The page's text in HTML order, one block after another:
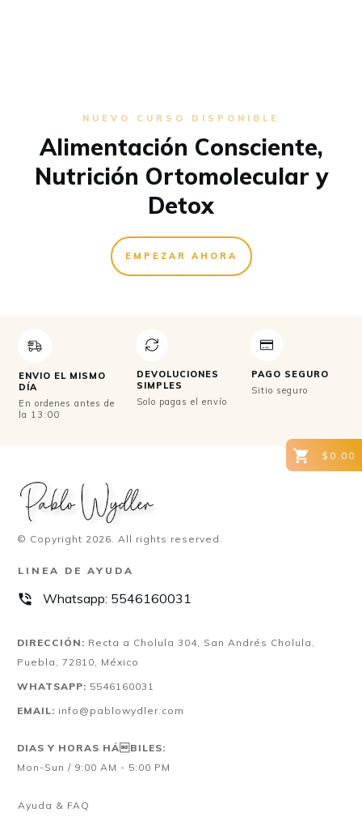
NUEVO CURSO DISPONIBLE
Alimentación Consciente,
Nutrición Ortomolecular y
Detox
EMPEZAR AHORA
ENVIO EL MISMO
DÍA
En ordenes antes de
la 13:00
DEVOLUCIONES
SIMPLES
Solo pagas el envío
PAGO SEGURO
Sitio seguro
$0.00
© Copyright 2026. All rights reserved.
LINEA DE AYUDA
Whatsapp: 5546160031
DIRECCIÓN: Recta a Cholula 304, San Andrés Cholula,
Puebla, 72810, México
WHATSAPP: 5546160031
EMAIL: info@pablowydler.com
DIAS Y HORAS HÁBILES:
Mon-Sun / 9:00 AM - 5:00 PM
Ayuda & FAQ